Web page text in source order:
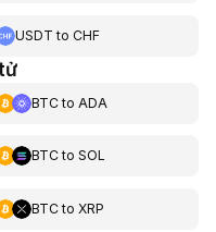
USDT toCHF
BTCto ADA
BTCto SOL
BTCto XRP